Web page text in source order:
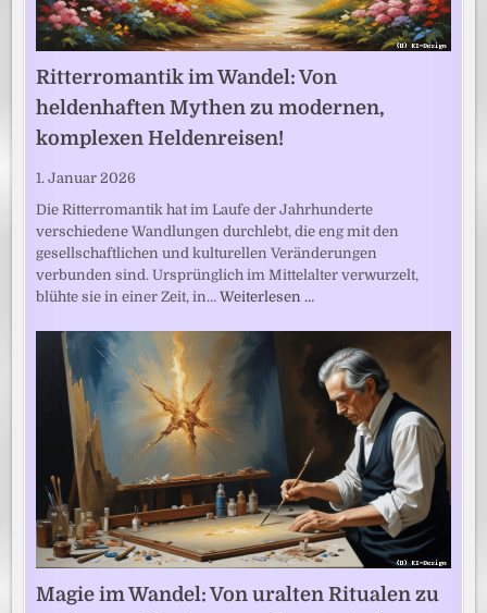
Ritterromantik im Wandel: Von
heldenhaften Mythen zu modernen,
komplexen Heldenreisen!
1. Januar 2026
Die Ritterromantik hat im Laufe der Jahrhunderte
verschiedene Wandlungen durchlebt, die eng mit den
gesellschaftlichen und kulturellen Veränderungen
verbunden sind. Ursprünglich im Mittelalter verwurzelt,
blühte sie in einer Zeit, in…Weiterlesen …
Magie im Wandel: Von uralten Ritualen zu